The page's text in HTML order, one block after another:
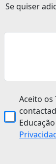
Se quiser
Aceito os